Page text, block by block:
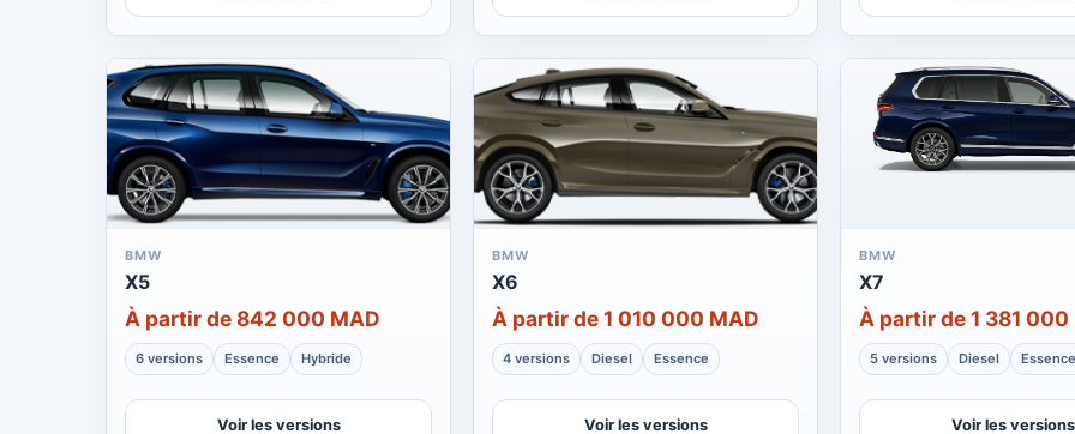
BMW
X5
À partir de 842 000 MAD
6 versions Essence Hybride
Voir les versions
BMW
X6
À partir de 1 010 000 MAD
4 versions Diesel Essence
Voir les versions
BMW
X7
À partir de 1 381 000
5 versions Diesel Essence
Voir les versions